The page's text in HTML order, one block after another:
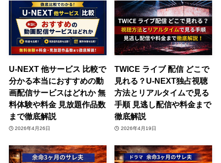
U-NEXT 他サービス 比較で
分かる本当におすすめの動
画配信サービスはどれか 無
料体験や料金 見放題作品数
まで徹底解説
2026年4月26日
TWICE ライブ 配信 どこで
見れる？U-NEXT独占視聴
方法とリアルタイムで見る
手順 見逃し配信や料金まで
徹底解説
2026年4月19日